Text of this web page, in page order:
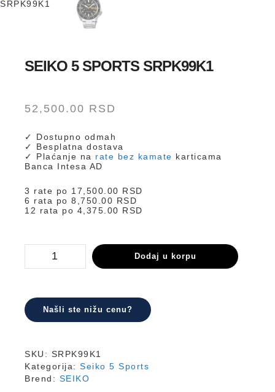
SEIKO 5 SPORTS SRPK99K1
52,500.00 RSD
✓ Dostupno odmah
✓ Besplatna dostava
✓ Plaćanje na rate bez kamate karticama
Banca Intesa AD
3 rate po 17,500.00 RSD
6 rata po 8,750.00 RSD
12 rata po 4,375.00 RSD
količina
Dodaj u korpu
Našli ste nižu cenu?
SKU: SRPK99K1
Kategorija: Seiko 5 Sports
Brend: SEIKO